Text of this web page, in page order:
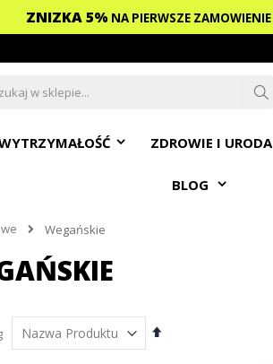
ZNIZKA 5% NA PIERWSZE ZAMOWIENIE
ZDROWIE I URODA
BLOG
Wegańskie
Ustaw